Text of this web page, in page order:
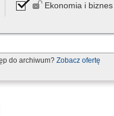
Ekonomia i biznes
do archiwum? Zobacz ofertę